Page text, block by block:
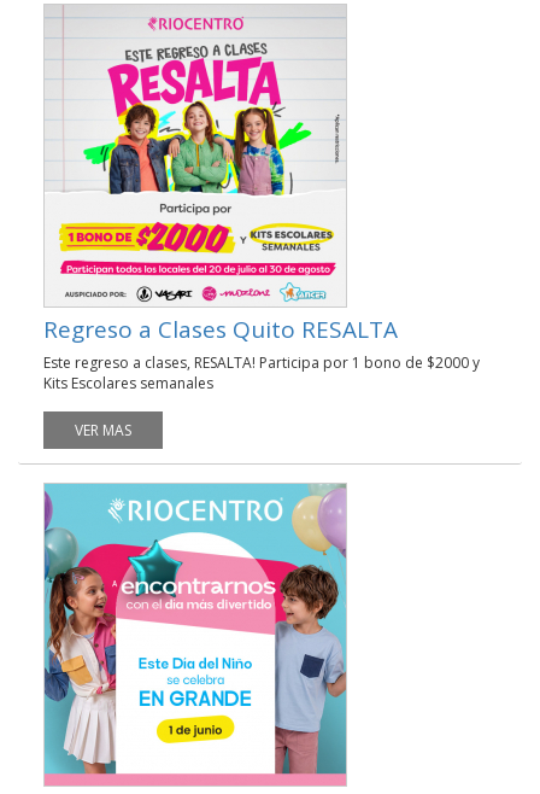
Regreso a Clases Quito RESALTA
Este regreso a clases, RESALTA! Participa por 1 bono de $2000 y
Kits Escolares semanales
VER MAS